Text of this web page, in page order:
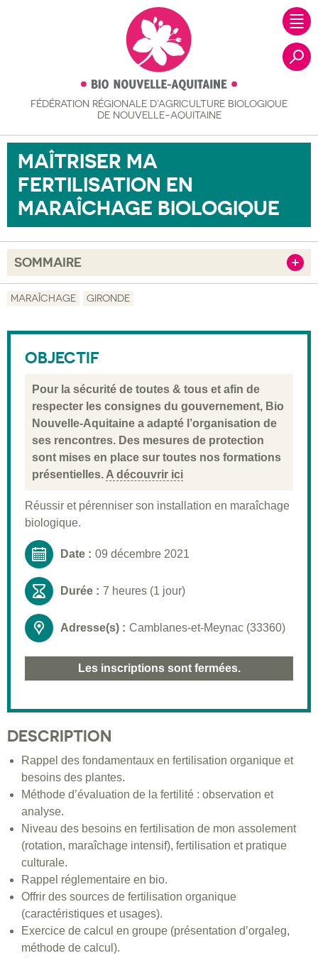
FÉDÉRATION RÉGIONALE D’AGRICULTURE BIOLOGIQUE
DE NOUVELLE-AQUITAINE
MAÎTRISER MA
FERTILISATION EN
MARAÎCHAGE BIOLOGIQUE
SOMMAIRE
Objectif
Validation
Moyens pédagogiques
Informations pratiques
MARAÎCHAGE GIRONDE
OBJECTIF
Pour la sécurité de toutes & tous et afin de
respecter les consignes du gouvernement, Bio
Nouvelle-Aquitaine a adapté l’organisation de
ses rencontres. Des mesures de protection
sont mises en place sur toutes nos formations
présentielles. A découvrir ici
Réussir et pérenniser son installation en maraîchage
biologique.
Date : 09 décembre 2021
Durée : 7 heures (1 jour)
Adresse(s) : Camblanes-et-Meynac (33360)
Les inscriptions sont fermées.
DESCRIPTION
Rappel des fondamentaux en fertilisation organique et
besoins des plantes.
Méthode d’évaluation de la fertilité : observation et
analyse.
Niveau des besoins en fertilisation de mon assolement
(rotation, maraîchage intensif), fertilisation et pratique
culturale.
Rappel réglementaire en bio.
Offrir des sources de fertilisation organique
(caractéristiques et usages).
Exercice de calcul en groupe (présentation d’orgaleg,
méthode de calcul).